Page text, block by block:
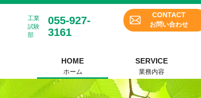
工業
試験
部
055-927-
3161
CONTACT
お問い合わせ
HOME
ホーム
SERVICE
業務内容